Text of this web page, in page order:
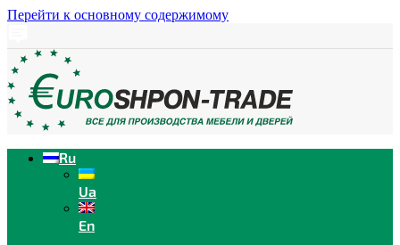
Перейти к основному содержимому
Ru
Ua
En